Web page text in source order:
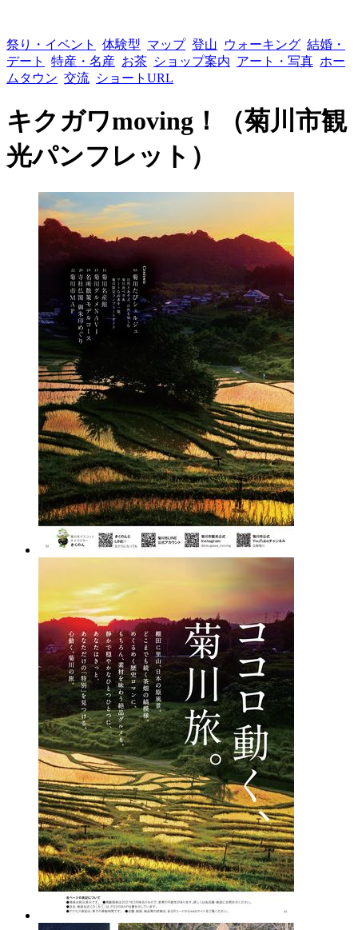
祭り・イベント 体験型 マップ 登山 ウォーキング 結婚・
デート
特産・名産 お茶 ショップ案内 アート・写真 ホー
ムタウン 交流 ショートURL
キクガワmoving！（菊川市観
光パンフレット）